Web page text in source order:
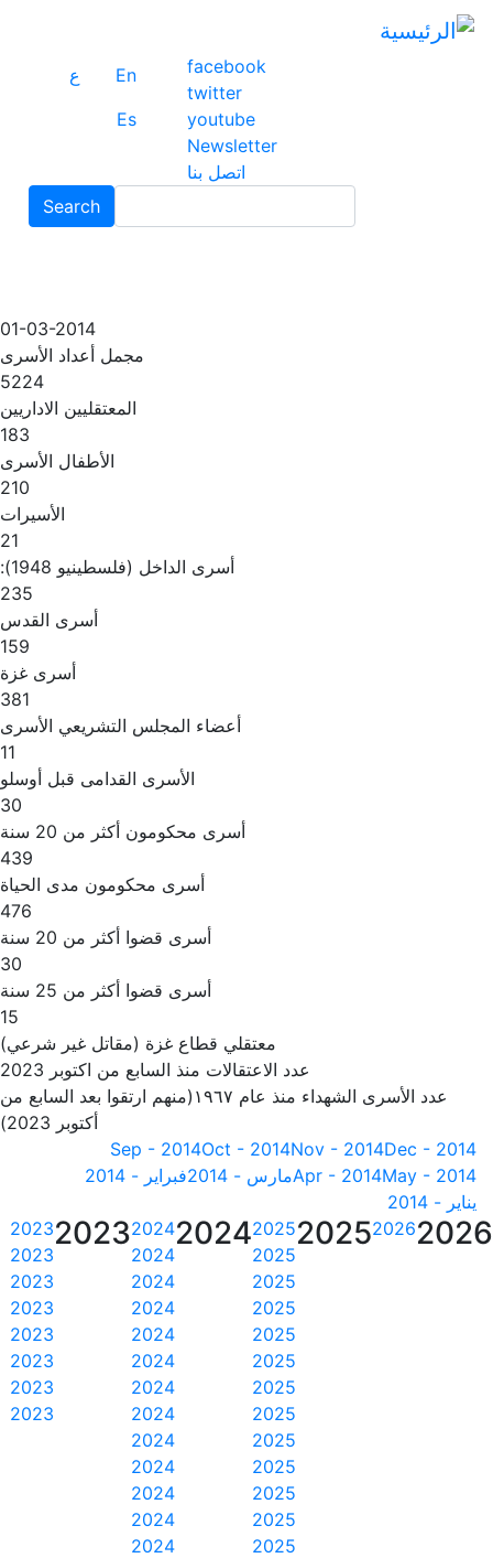
facebook
twitter
youtube
Newsletter
اتصل بنا
En
ع
Es
Search
Search
01-03-2014
مجمل أعداد الأسرى
5224
المعتقليين الاداريين
183
الأطفال الأسرى
210
الأسيرات
21
أسرى الداخل (فلسطينيو 1948):
235
أسرى القدس
159
أسرى غزة
381
أعضاء المجلس التشريعي الأسرى
11
الأسرى القدامى قبل أوسلو
30
أسرى محكومون أكثر من 20 سنة
439
أسرى محكومون مدى الحياة
476
أسرى قضوا أكثر من 20 سنة
30
أسرى قضوا أكثر من 25 سنة
15
معتقلي قطاع غزة (مقاتل غير شرعي)
عدد الاعتقالات منذ السابع من اكتوبر 2023
عدد الأسرى الشهداء منذ عام ١٩٦٧(منهم ارتقوا بعد السابع من
أكتوبر 2023)
Dec - 2014
Nov - 2014
Oct - 2014
Sep - 2014
May - 2014
Apr - 2014مارس - 2014
فبراير - 2014
يناير - 2014
2026
2026
2025
2025
2025
2025
2025
2025
2025
2025
2025
2025
2025
2025
2025
2025
2024
2024
2024
2024
2024
2024
2024
2024
2024
2024
2024
2024
2024
2024
2023
2023
2023
2023
2023
2023
2023
2023
2023